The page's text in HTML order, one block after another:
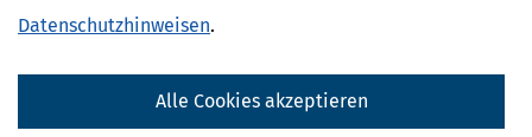
Datenschutzhinweisen.
Alle Cookies akzeptieren